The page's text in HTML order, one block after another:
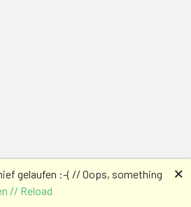
gelaufen :-( // Oops, something
// Reload
🗙